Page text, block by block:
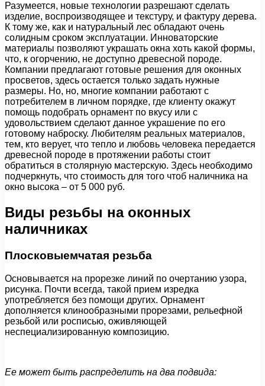
Разумеется, новые технологии разрешают сделать
изделие, воспроизводящее и текстуру, и фактуру дерева.
К тому же, как и натуральный лес обладают очень
солидным сроком эксплуатации. Инноваторские
материалы позволяют украшать окна хоть какой формы,
что, к огорчению, не доступно древесной породе.
Компании предлагают готовые решения для оконных
просветов, здесь остается только задать нужные
размеры. Но, но, многие компании работают с
потребителем в личном порядке, где клиенту окажут
помощь подобрать орнамент по вкусу или с
удовольствием сделают данное украшение по его
готовому наброску. Любителям реальных материалов,
тем, кто верует, что тепло и любовь человека передается
древесной породе в протяжении работы стоит
обратиться в столярную мастерскую. Здесь необходимо
подчеркнуть, что стоимость для того чтоб наличника на
окно высока – от 5 000 руб.
Виды резьбы на оконных
наличниках
Плосковыемчатая резьба
Основывается на прорезке линий по очертанию узора,
рисунка. Почти всегда, такой прием изредка
употребляется без помощи других. Орнамент
дополняется клинообразными прорезами, рельефной
резьбой или росписью, оживляющей
неспециализированную композицию.
Ее может быть распределить на два подвида: